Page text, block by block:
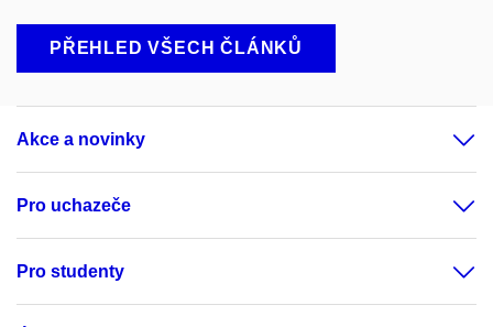
PŘEHLED VŠECH ČLÁNKŮ
Akce a novinky
Pro uchazeče
Pro studenty